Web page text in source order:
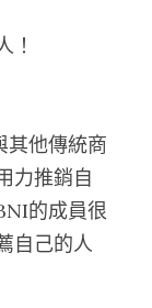
！
其他傳統商
力推銷自
的成員很
自己的人